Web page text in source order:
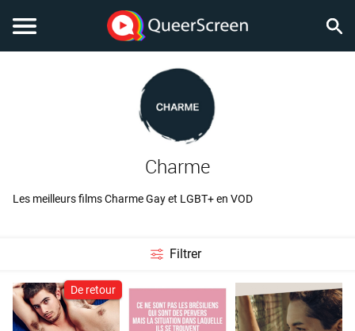
Charme
Les meilleurs films Charme Gay et LGBT+ en VOD
Filtrer
De retour